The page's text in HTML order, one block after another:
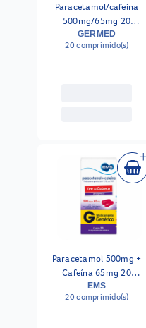
Paracetamol/cafeina
500mg/65mg 20
Comprimidos Germed
Genérico
GERMED
20 comprimido(s)
Paracetamol 500mg +
Cafeína 65mg 20
Comprimidos Revestidos
Ems Genérico
EMS
20 comprimido(s)